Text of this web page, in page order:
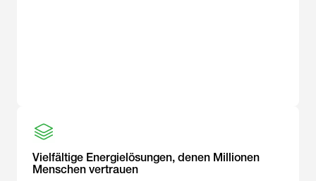
Vielfältige Energielösungen, denen Millionen
Menschen vertrauen